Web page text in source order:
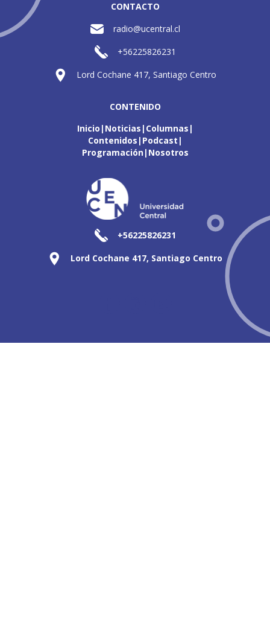
CONTACTO
radio@ucentral.cl
+56225826231
Lord Cochane 417, Santiago Centro
CONTENIDO
Inicio Noticias Columnas
Contenidos Podcast
Programación Nosotros
+56225826231
Lord Cochane 417, Santiago Centro